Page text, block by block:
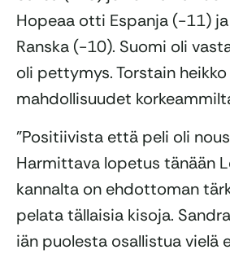
Hopeaa otti Espanja (-11)
Ranska (-10). Suomi oli
oli pettymys. Torstain
mahdollisuudet
”Positiivista että peli oli
Harmittava lopetus tänään
kannalta on ehdottoman
pelata tällaisia kisoja.
iän puolesta osallistua vielä